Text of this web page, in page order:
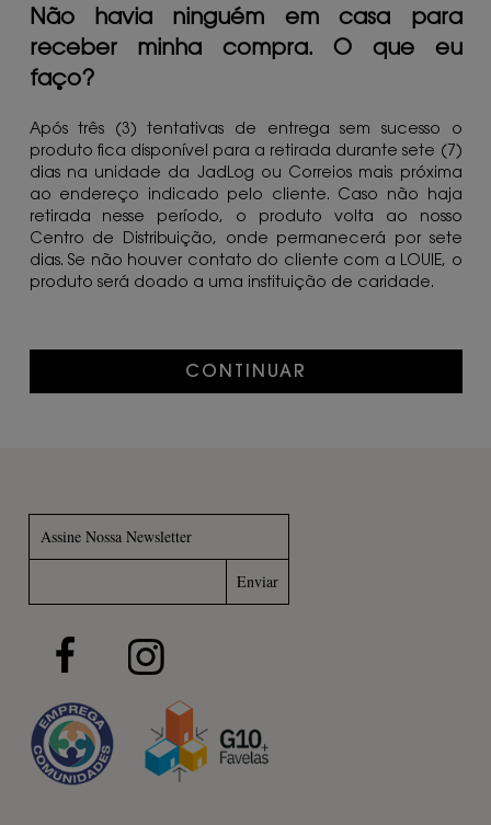
Não havia ninguém em casa para
receber minha compra. O que eu
faço?
Após três (3) tentativas de entrega sem sucesso o
produto fica disponível para a retirada durante sete (7)
dias na unidade da JadLog ou Correios mais próxima
ao endereço indicado pelo cliente. Caso não haja
retirada nesse período, o produto volta ao nosso
Centro de Distribuição, onde permanecerá por sete
dias. Se não houver contato do cliente com a LOUIE, o
produto será doado a uma instituição de caridade.
CONTINUAR
Assine Nossa Newsletter